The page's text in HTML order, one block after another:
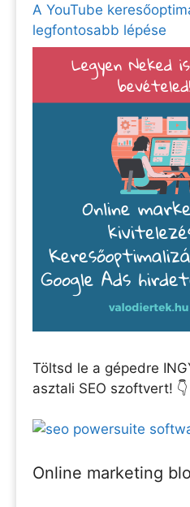
A YouTube
legfontosabb lépése
Töltsd le a gépedre
asztali SEO szoftvert! 👇
Online marketing